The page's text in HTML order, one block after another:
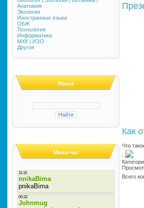
Анатомия
Экология
Иностранные языки
ОБЖ
Технология
Информатика
МХК | ИЗО
Другое
Поиск
Мини-чат
Как
Что
·
Всего